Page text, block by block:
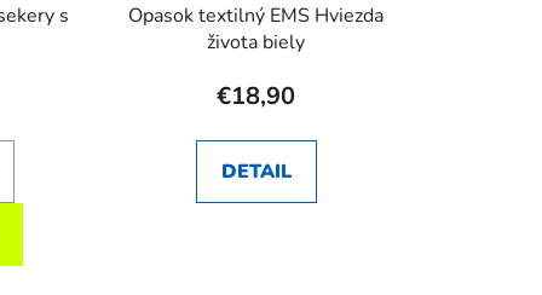
s
Opasok textilný EMS Hviezda
života biely
€18,90
DETAIL